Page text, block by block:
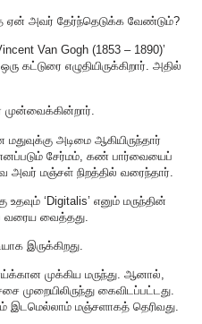
ஏன் அவர் தேர்ந்தெடுக்க வேண்டும்?
Van Gogh (1853 – 1890)’
கட்டுரை எழுதியிருக்கிறார். அதில்
அடிமை ஆகியிருந்தார்
சேர்மம், கண் பார்வையைப்
அவர் மஞ்சள் நிறத்தில் வரைந்தார்.
‘Digitalis’ எனும் மருந்தின்
வரைய வைத்தது.
இருக்கிறது.
முக்கிய மருந்து. ஆனால்,
முறையிலிருந்து கைவிடப்பட்டது.
இடமெல்லாம் மஞ்சளாகத் தெரிவது.